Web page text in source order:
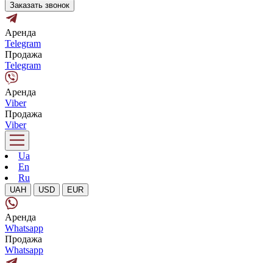
Заказать звонок
Аренда
Telegram
Продажа
Telegram
Аренда
Viber
Продажа
Viber
Ua
En
Ru
UAH USD EUR
Аренда
Whatsapp
Продажа
Whatsapp